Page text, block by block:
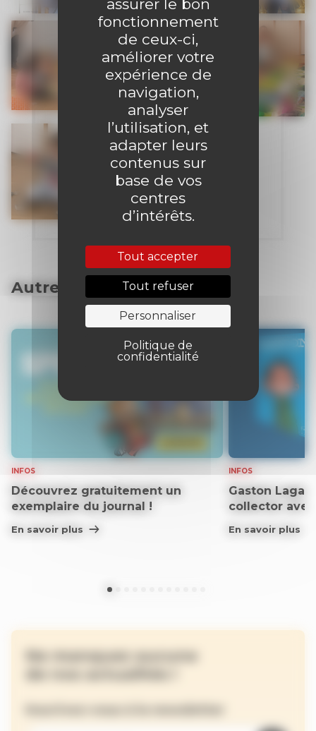
assurer le bon
fonctionnement
de ceux-ci,
améliorer votre
expérience de
navigation,
analyser
l’utilisation, et
adapter leurs
contenus sur
base de vos
centres
d’intérêts.
Tout accepter
Tout refuser
Personnaliser
Politique de
confidentialité
Autres articles
INFOS
Découvrez gratuitement un
exemplaire du journal !
En savoir plus
INFOS
Gaston
collector
En savoir plus
Ne manquez aucune